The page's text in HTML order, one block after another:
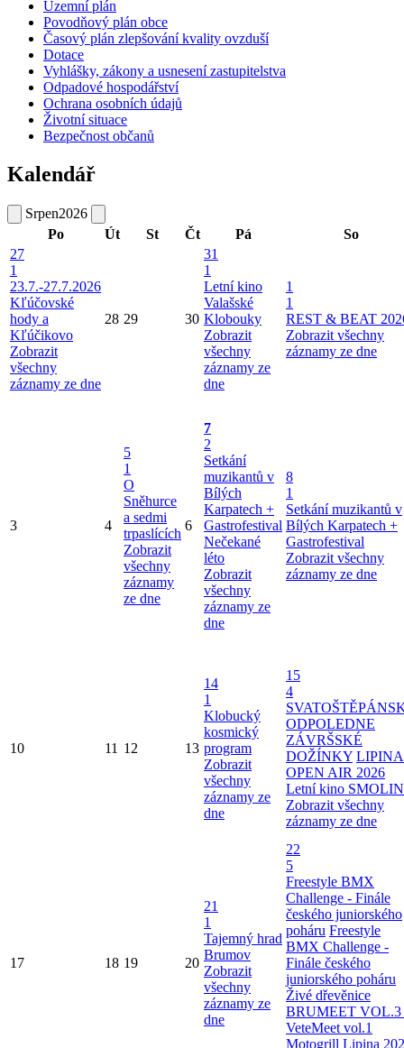
Územní plán
Povodňový plán obce
Časový plán zlepšování kvality ovzduší
Dotace
Vyhlášky, zákony a usnesení zastupitelstva
Odpadové hospodářství
Ochrana osobních údajů
Životní situace
Bezpečnost občanů
Kalendář
Srpen2026
Po
Út St Čt Pá
So
27
1
23.7.-27.7.2026
Kľúčovské
hody a
Kľúčikovo
Zobrazit
všechny
záznamy ze dne
28 29 30
31
1
Letní kino
Valašské
Klobouky
Zobrazit
všechny
záznamy ze
dne
1
1
REST & BEAT
Zobrazit všechny
záznamy ze dne
3 4
5
1
O
Sněhurce
a sedmi
trpaslících
Zobrazit
všechny
záznamy
ze dne
6
7
2
Setkání
muzikantů v
Bílých
Karpatech +
Gastrofestival
Nečekané
léto
Zobrazit
všechny
záznamy ze
dne
8
1
Setkání muzikantů v
Bílých Karpatech +
Gastrofestival
Zobrazit všechny
záznamy ze dne
10 11 12 13
14
1
Klobucký
kosmický
program
Zobrazit
všechny
záznamy ze
dne
15
4
ODPOLEDNE
ZÁVRŠSKÉ
DOŽÍNKY LIPINA
OPEN AIR 2026
Letní kino
Zobrazit všechny
záznamy ze dne
17 18 19 20
21
1
Tajemný hrad
Brumov
Zobrazit
všechny
záznamy ze
dne
22
5
Freestyle BMX
Challenge - Finále
českého juniorského
poháru Freestyle
BMX Challenge -
Finále českého
juniorského poháru
Živé dřevěnice
BRUMEET VOL.3
VeteMeet vol.1
Motogrill Lipina